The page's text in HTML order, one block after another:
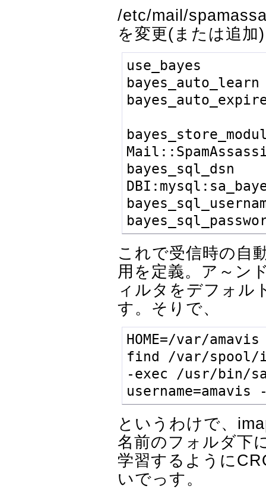
/etc/mail/
を変更(または追加
use_bayes
bayes_sql_dsn
これで受信時の自
用を定義。ア～ン
ィルタをデフォル
す。そりで、
HOME=/var/amavis
find /var/spool/
-exec /usr/bin/
というわけで、
名前のフォルダ下
学習するように
いでっす。